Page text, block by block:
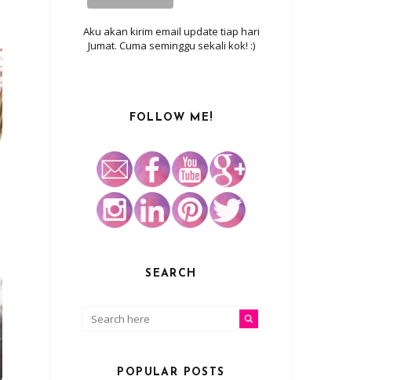
Aku akan kirim email update tiap hari
Jumat. Cuma seminggu sekali kok! :)
FOLLOW ME!
SEARCH
POPULAR POSTS